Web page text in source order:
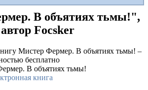
В объятиях тьмы!",
автор Focsker
В объятиях тьмы!
книга